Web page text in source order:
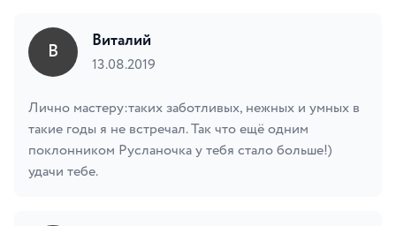
Лично мастеру:таких заботливых, нежных и умных в
такие годы я не встречал. Так что ещё одним
поклонником Русланочка у тебя стало больше!)
удачи тебе.
В Виталий
13.08.2019